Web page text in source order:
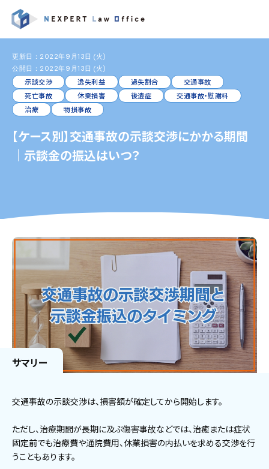
更新日：2022年9月13日 (火)
公開日：2022年9月13日 (火)
示談交渉
逸失利益 過失割合
交通事故
死亡事故
休業損害 後遺症
交通事故・慰謝料
治療
物損事故
【ケース別】交通事故の示談交渉にかかる期間
｜示談金の振込はいつ？
サマリー
交通事故の示談交渉は、損害額が確定してから開始します。
ただし、治療期間が長期に及ぶ傷害事故などでは、治癒または症状
固定前でも治療費や通院費用、休業損害の内払いを求める交渉を行
うこともあります。